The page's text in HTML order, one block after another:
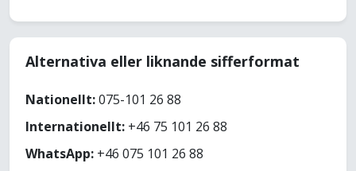
Alternativa eller liknande sifferformat
Nationellt:075-101 26 88
Internationellt: +46 75 101 26 88
WhatsApp: +46 075 101 26 88